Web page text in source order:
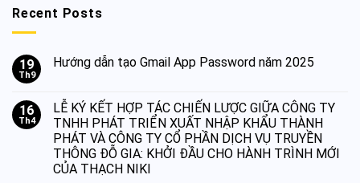
Recent Posts
19
Th9
Hướng dẫn tạo Gmail App Password năm 2025
16
Th4
LỄ KÝ KẾT HỢP TÁC CHIẾN LƯỢC GIỮA CÔNG TY
TNHH PHÁT TRIỂN XUẤT NHẬP KHẨU THÀNH
PHÁT VÀ CÔNG TY CỔ PHẦN DỊCH VỤ TRUYỀN
THÔNG ĐỖ GIA: KHỞI ĐẦU CHO HÀNH TRÌNH MỚI
CỦA THẠCH NIKI